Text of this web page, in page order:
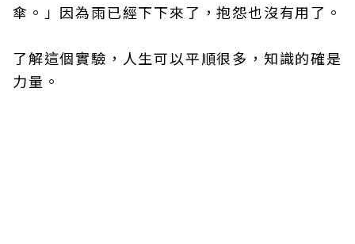
傘。」因為雨已經下下來了，抱怨也沒有用了。
了解這個實驗，人生可以平順很多，知識的確是
力量。